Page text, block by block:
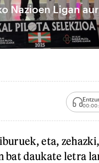
Nazioen Ligan
eta,
bat daukate letra